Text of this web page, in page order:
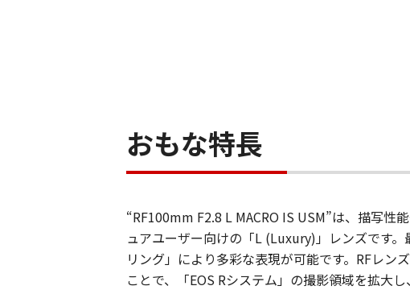
おもな特長
“RF100mm F2.8 L MACRO IS USM”は、描写
ュアユーザー向けの「L (Luxury)」レンズです
リング」により多彩な表現が可能です。RFレ
ことで、「EOS Rシステム」の撮影領域を拡大